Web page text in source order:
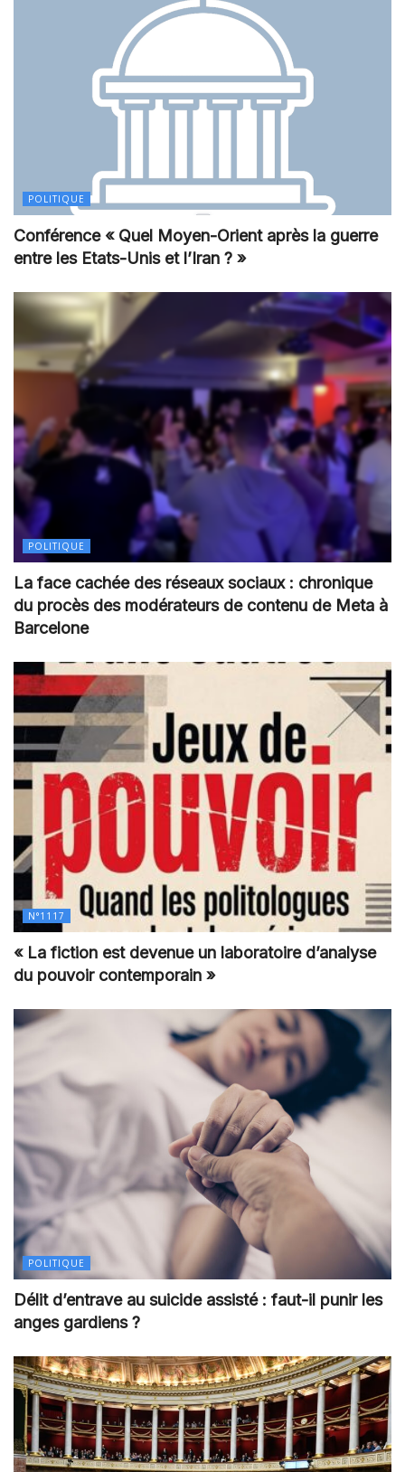
POLITIQUE
Conférence « Quel Moyen-Orient après la guerre
entre les Etats-Unis et l’Iran ? »
POLITIQUE
La face cachée des réseaux sociaux : chronique
du procès des modérateurs de contenu de Meta à
Barcelone
N°1117
« La fiction est devenue un laboratoire d’analyse
du pouvoir contemporain »
POLITIQUE
Délit d’entrave au suicide assisté : faut-il punir les
anges gardiens ?